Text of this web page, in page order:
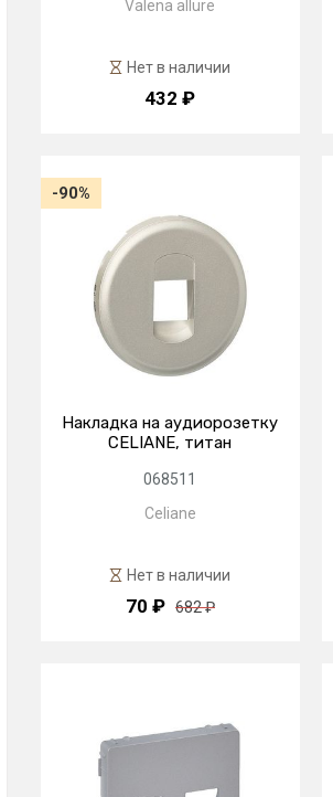
Valena allure
Нет в наличии
432 ₽
-90%
Накладка на аудиорозетку
CELIANE, титан
068511
Celiane
Нет в наличии
70 ₽ 682 ₽